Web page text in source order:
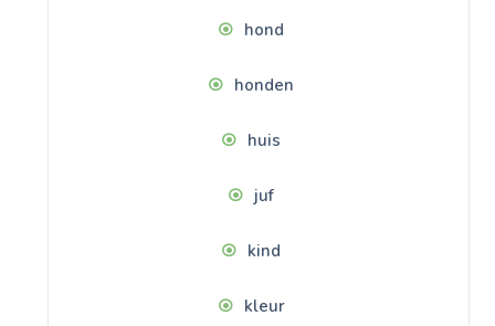
hond
honden
huis
juf
kind
kleur